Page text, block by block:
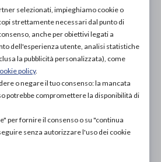
alluce valgo, con protezione in
IN NEGOZIO
IN NEGOZIO
selezionati, impieghiamo cookie o
strettamente necessari dal punto di
anche per obiettivi legati a
dell'esperienza utente, analisi statistiche
la pubblicità personalizzata), come
policy.
o negare il tuo consenso: la mancata
potrebbe compromettere la disponibilità di
per fornire il consenso o su "continua
senza autorizzare l'uso dei cookie